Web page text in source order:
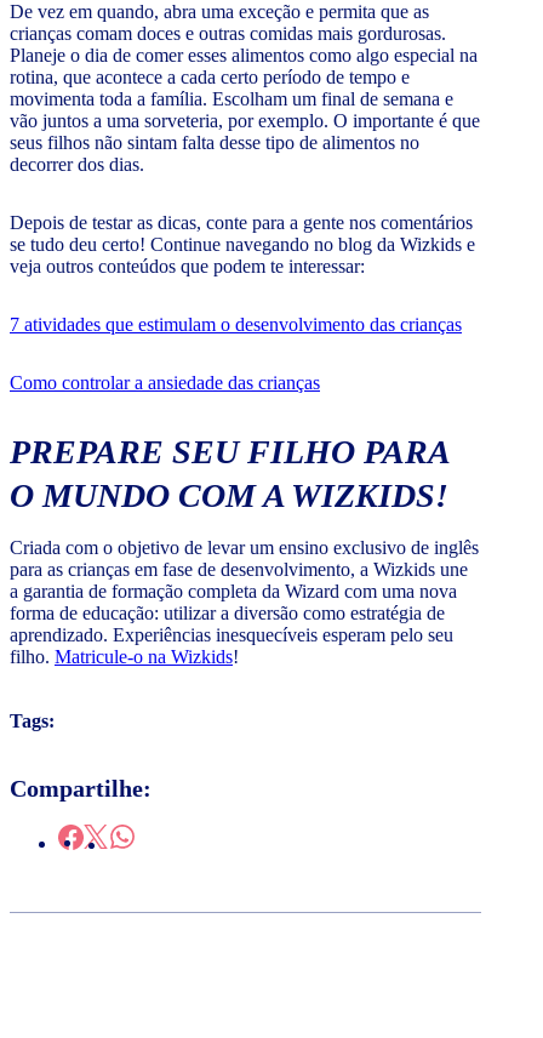
De vez em quando, abra uma exceção e permita que as
crianças comam doces e outras comidas mais gordurosas.
Planeje o dia de comer esses alimentos como algo especial na
rotina, que acontece a cada certo período de tempo e
movimenta toda a família. Escolham um final de semana e
vão juntos a uma sorveteria, por exemplo. O importante é que
seus filhos não sintam falta desse tipo de alimentos no
decorrer dos dias.
Depois de testar as dicas, conte para a gente nos comentários
se tudo deu certo! Continue navegando no blog da Wizkids e
veja outros conteúdos que podem te interessar:
7 atividades que estimulam o desenvolvimento das crianças
Como controlar a ansiedade das crianças
PREPARE SEU FILHO PARA
O MUNDO COM A WIZKIDS!
Criada com o objetivo de levar um ensino exclusivo de inglês
para as crianças em fase de desenvolvimento, a Wizkids une
a garantia de formação completa da Wizard com uma nova
forma de educação: utilizar a diversão como estratégia de
aprendizado. Experiências inesquecíveis esperam pelo seu
filho. Matricule-o na Wizkids!
Tags:
Compartilhe: